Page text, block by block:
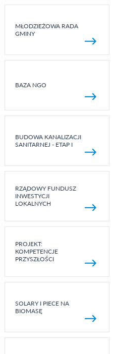
MŁODZIEŻOWA RADA
GMINY
BAZA NGO
BUDOWA KANALIZACJI
SANITARNEJ - ETAP I
RZĄDOWY FUNDUSZ
INWESTYCJI
LOKALNYCH
PROJEKT:
KOMPETENCJE
PRZYSZŁOŚCI
SOLARY I PIECE NA
BIOMASĘ